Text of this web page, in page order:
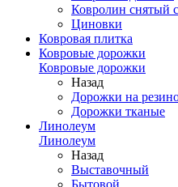
Ковролин снятый
Циновки
Ковровая плитка
Ковровые дорожки
Ковровые дорожки
Назад
Дорожки на
Дорожки тканые
Линолеум
Линолеум
Назад
Выставочный
Бытовой